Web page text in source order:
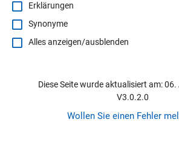
Erklärungen
Synonyme
Alles anzeigen/ausblenden
Diese Seite wurde aktualisiert am:
V3.0.2.0
Wollen Sie einen Fehler